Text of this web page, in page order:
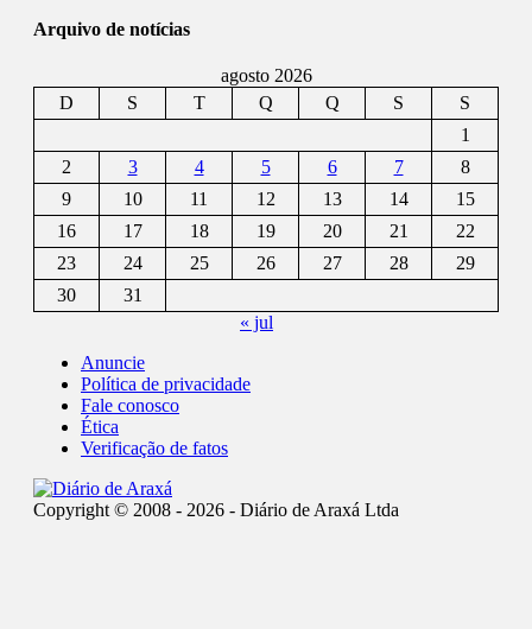
Arquivo de notícias
agosto 2026
D
S T Q Q S
S
1
2
3 4 5 6 7
8
9
10 11 12 13 14
15
16
17 18 19 20 21
22
23
24 25 26 27 28
29
30
31
« jul
Anuncie
Política de privacidade
Fale conosco
Ética
Verificação de fatos
Copyright © 2008 - 2026 - Diário de Araxá Ltda